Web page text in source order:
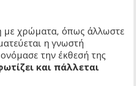
με χρώματα, όπως άλλωστε
η γνωστή
την έκθεσή της
και πάλλεται